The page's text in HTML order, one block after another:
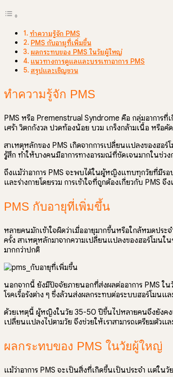
ทำความรู้จัก PMS
PMS กับอายุที่เพิ่มขึ้น
ผลกระทบของ PMS ในวัยผู้ใหญ่
แนวทางการดูแลและบรรเทาอาการ PMS
สรุปและเชิญชวน
ทำความรู้จัก PMS
PMS หรือ Premenstrual Syndrome คือ กลุ่มอาการ
เศร้า วิตกกังวล ปวดท้องน้อย บวม เกร็งกล้ามเนื้อ หรือคั
สาเหตุหลักของ PMS เกิดจากการเปลี่ยนแปลงของฮอร์
รู้สึก ทำให้บางคนมีอาการทางอารมณ์ที่ชัดเจนมากในช่ว
ถึงแม้ว่าอาการ PMS จะพบได้ในผู้หญิงแทบทุกวัยที่มีร
และร่างกายโดยรวม การเข้าใจที่ถูกต้องเกี่ยวกับ PMS
PMS กับอายุที่เพิ่มขึ้น
หลายคนมักเข้าใจผิดว่าเมื่ออายุมากขึ้นหรือใกล้หมดปร
ครั้ง สาเหตุหลักมาจากความเปลี่ยนแปลงของฮอร์โมนใ
มากกว่าปกติ
นอกจากนี้ ยังมีปัจจัยภายนอกที่ส่งผลต่ออาการ PMS ใ
โรคเรื้อรังต่าง ๆ ซึ่งล้วนส่งผลกระทบต่อระบบฮอร์โมนแล
ด้วยเหตุนี้ ผู้หญิงในวัย 35-50 ปีขึ้นไปหลายคนจึงยังคง
เปลี่ยนแปลงไปตามวัย จึงช่วยให้เราสามารถเตรียมตัวแ
ผลกระทบของ PMS ในวัยผู้ใหญ่
แม้ว่าอาการ PMS จะเป็นสิ่งที่เกิดขึ้นเป็นประจำ แต่ใ